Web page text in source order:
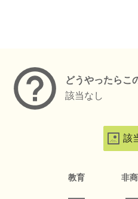
どうやったらこ
該当なし
該
教育 非